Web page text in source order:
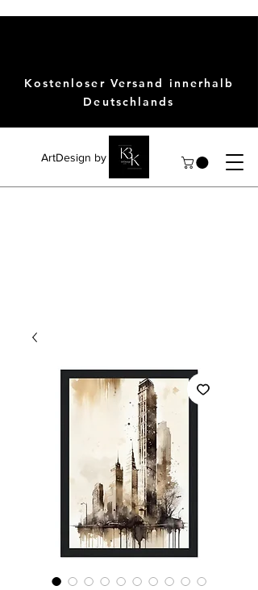
ArtDesign by KBK
Kostenloser Versand innerhalb
Deutschlands